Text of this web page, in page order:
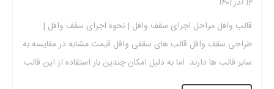
۱۲ آذر ۱۴۰۱
قالب وافل مراحل اجرای سقف وافل | نحوه اجرای سقف وافل |
طراحی سقف وافل قالب های سقفی وافل قیمت مشابه در مقایسه به
سایر قالب ها دارند. اما به دلیل امکان چندین بار استفاده از این قالب
ها، مزایای فراوان آنها و همچنین قیمت کمتر سقف مشبک، به طور